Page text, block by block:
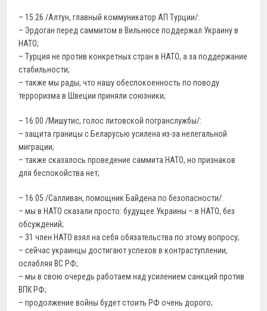
– 15.26 /Алтун, главный коммуникатор АП Турции/:
– Эрдоган перед саммитом в Вильнюсе поддержал Украину в
НАТО;
– Турция не против конкретных стран в НАТО, а за поддержание
стабильности;
– также мы рады, что нашу обеспокоенность по поводу
терроризма в Швеции приняли союзники;
– 16.00 /Мишутис, голос литовской погранслужбы/:
– защита границы с Беларусью усилена из-за нелегальной
миграции;
– также сказалось проведение саммита НАТО, но признаков
для беспокойства нет;
– 16.05 /Салливан, помощник Байдена по безопасности/:
– мы в НАТО сказали просто: будущее Украины – в НАТО, без
обсуждений;
– 31 член НАТО взял на себя обязательства по этому вопросу;
– сейчас украинцы достигают успехов в контраступлении,
ослабляя ВС РФ;
– мы в свою очередь работаем над усилением санкций против
ВПК РФ;
– продолжение войны будет стоить РФ очень дорого;